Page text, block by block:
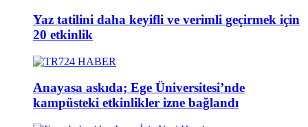
Yaz tatilini daha keyifli ve verimli geçirmek için
20 etkinlik
Anayasa askıda; Ege Üniversitesi’nde
kampüsteki etkinlikler izne bağlandı